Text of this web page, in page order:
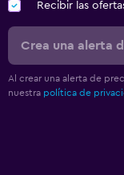
Recibir las
Crea una alerta
Al crear una alerta de
nuestra política de